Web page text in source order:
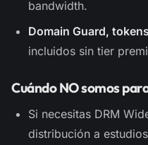
bandwidth.
Domain Guard,
incluidos sin tier
Cuándo NO somos
Si necesitas DRM
distribución a